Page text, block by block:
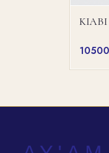
KIABI
10500